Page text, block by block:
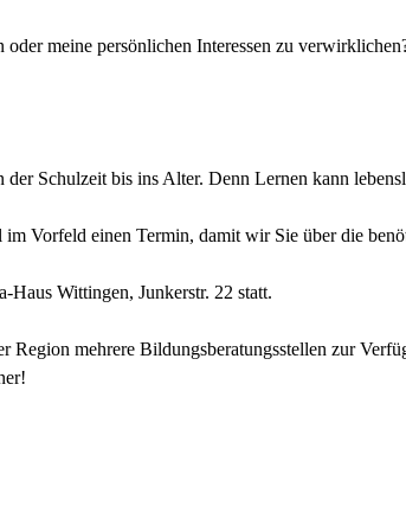
meine persönlichen Interessen zu
Schulzeit bis ins Alter. Denn Lernen kann
Vorfeld einen Termin, damit wir Sie über die
Wittingen, Junkerstr. 22 statt.
mehrere Bildungsberatungs­stellen zur